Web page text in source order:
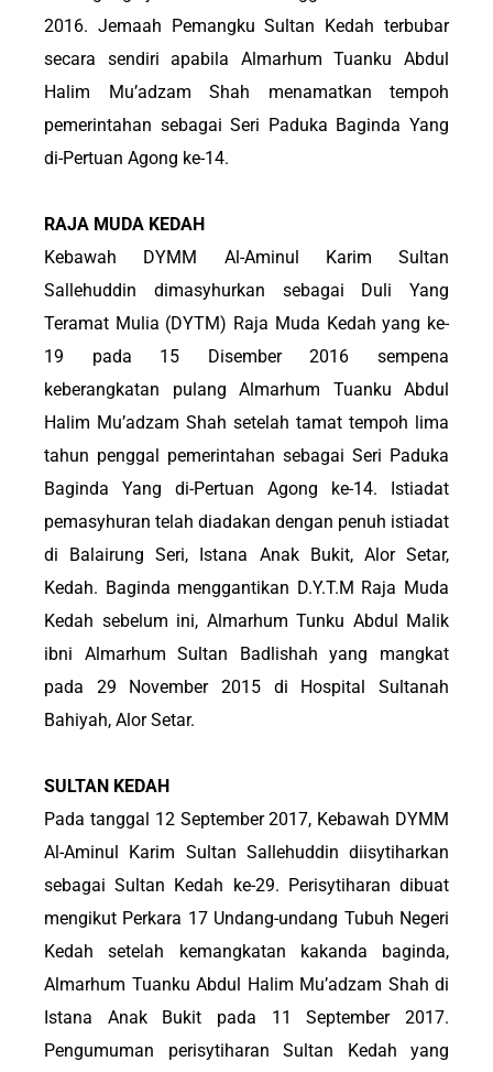
2016. Jemaah Pemangku Sultan Kedah terbubar
secara sendiri apabila Almarhum Tuanku Abdul
Halim Mu’adzam Shah menamatkan tempoh
pemerintahan sebagai Seri Paduka Baginda Yang
di-Pertuan Agong ke-14.
RAJA MUDA KEDAH
Kebawah DYMM Al-Aminul Karim Sultan
Sallehuddin dimasyhurkan sebagai Duli Yang
Teramat Mulia (DYTM) Raja Muda Kedah yang ke-
19 pada 15 Disember 2016 sempena
keberangkatan pulang Almarhum Tuanku Abdul
Halim Mu’adzam Shah setelah tamat tempoh lima
tahun penggal pemerintahan sebagai Seri Paduka
Baginda Yang di-Pertuan Agong ke-14. Istiadat
pemasyhuran telah diadakan dengan penuh istiadat
di Balairung Seri, Istana Anak Bukit, Alor Setar,
Kedah. Baginda menggantikan D.Y.T.M Raja Muda
Kedah sebelum ini, Almarhum Tunku Abdul Malik
ibni Almarhum Sultan Badlishah yang mangkat
pada 29 November 2015 di Hospital Sultanah
Bahiyah, Alor Setar.
SULTAN KEDAH
Pada tanggal 12 September 2017, Kebawah DYMM
Al-Aminul Karim Sultan Sallehuddin diisytiharkan
sebagai Sultan Kedah ke-29. Perisytiharan dibuat
mengikut Perkara 17 Undang-undang Tubuh Negeri
Kedah setelah kemangkatan kakanda baginda,
Almarhum Tuanku Abdul Halim Mu’adzam Shah di
Istana Anak Bukit pada 11 September 2017.
Pengumuman perisytiharan Sultan Kedah yang